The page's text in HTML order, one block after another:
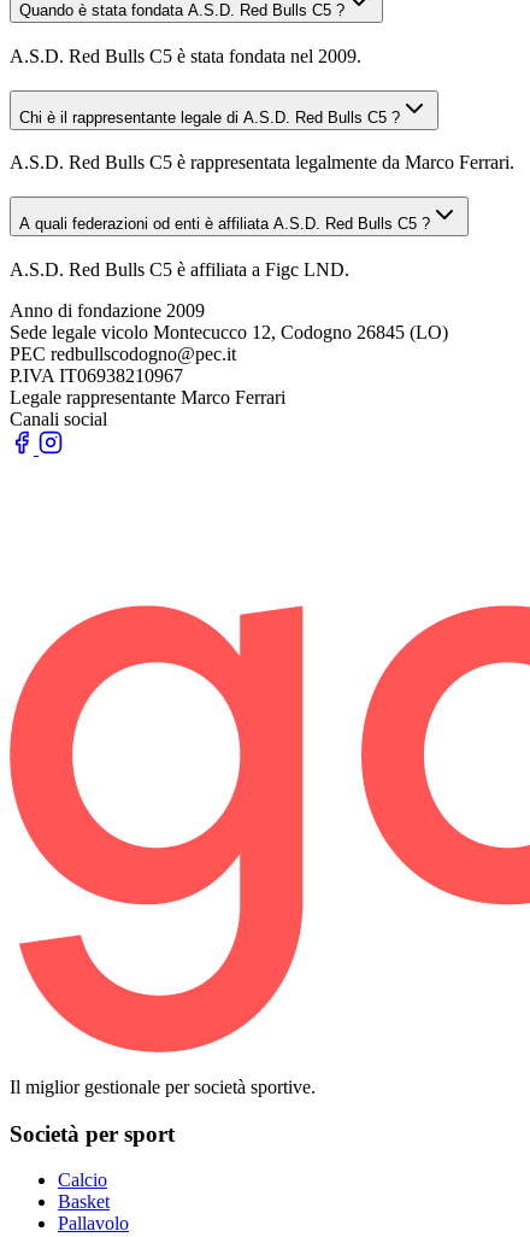
Quando è stata fondata A.S.D. Red Bulls C5 ?
A.S.D. Red Bulls C5 è stata fondata nel 2009.
Chi è il rappresentante legale di A.S.D. Red Bulls C5 ?
A.S.D. Red Bulls C5 è rappresentata legalmente da Marco Ferrari.
A quali federazioni od enti è affiliata A.S.D. Red Bulls C5 ?
A.S.D. Red Bulls C5 è affiliata a Figc LND.
Anno di fondazione 2009
Sede legale vicolo Montecucco 12, Codogno 26845 (LO)
PEC redbullscodogno@pec.it
P.IVA IT06938210967
Legale rappresentante Marco Ferrari
Canali social
Il miglior gestionale per società sportive.
Società per sport
Calcio
Basket
Pallavolo